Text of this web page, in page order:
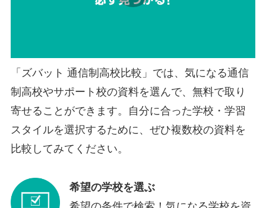
「ズバット 通信制高校比較」では、気になる通信
制高校やサポート校の資料を選んで、無料で取り
寄せることができます。自分に合った学校・学習
スタイルを選択するために、ぜひ複数校の資料を
比較してみてください。
希望の学校を選ぶ